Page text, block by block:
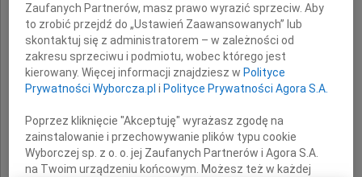
Edward Ignaczak
lekarz chirurg
Zaufanych Partnerów, masz prawo wyrazić sprzeciw. Aby
to zrobić przejdź do „Ustawień Zaawansowanych” lub
skontaktuj się z administratorem – w zależności od
zakresu sprzeciwu i podmiotu, wobec którego jest
kierowany. Więcej informacji znajdziesz w Polityce
Prywatności Wyborcza.pl i Polityce Prywatności Agora S.A.
Poprzez kliknięcie "Akceptuję" wyrażasz zgodę na
zainstalowanie i przechowywanie plików typu cookie
Wyborczej sp. z o. o. jej Zaufanych Partnerów i Agora S.A.
na Twoim urządzeniu końcowym. Możesz też w każdej